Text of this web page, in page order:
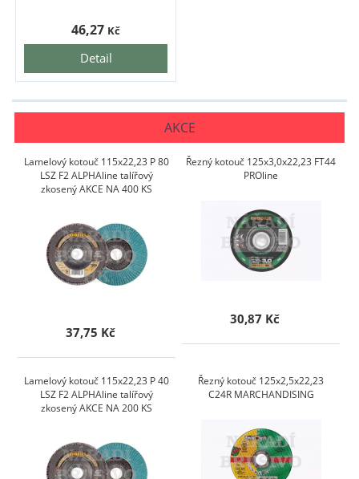
Detail
46,27 Kč
AKCE
Lamelový kotouč 115x22,23 P 80
LSZ F2 ALPHAline talířový
zkosený AKCE NA 400 KS
37,75 Kč
Řezný kotouč 125x3,0x22,23 FT44
PROline
30,87 Kč
Lamelový kotouč 115x22,23 P 40
LSZ F2 ALPHAline talířový
zkosený AKCE NA 200 KS
Řezný kotouč 125x2,5x22,23
C24R MARCHANDISING